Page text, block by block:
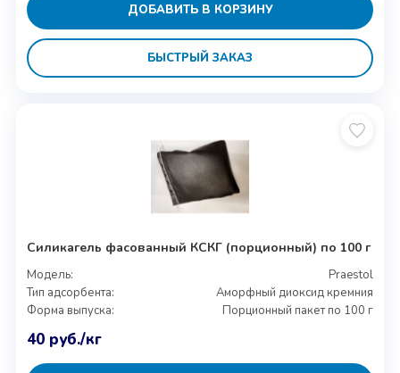
ДОБАВИТЬ В КОРЗИНУ
БЫСТРЫЙ ЗАКАЗ
Силикагель фасованный КСКГ (порционный) по 100 г
Модель:
Praestol
Тип адсорбента:
Аморфный диоксид кремния
Форма выпуска:
Порционный пакет по 100 г
40 руб./кг